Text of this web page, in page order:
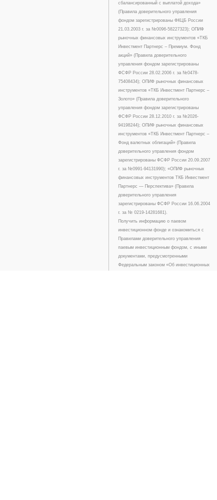
сбалансированный с выплатой дохода»
(Правила доверительного управления
фондом зарегистрированы ФКЦБ России
21.03.2003 г. за №0096-58227323); ОПИФ
рыночных финансовых инструментов «ТКБ
Инвестмент Партнерс – Премиум. Фонд
акций» (Правила доверительного
управления фондом зарегистрированы
ФСФР России 28.02.2006 г. за №0478-
75408434); ОПИФ рыночных финансовых
инструментов «ТКБ Инвестмент Партнерс –
Золото» (Правила доверительного
управления фондом зарегистрированы
ФСФР России 28.12.2010 г. за №2026-
94198244); ОПИФ рыночных финансовых
инструментов «ТКБ Инвестмент Партнерс –
Фонд валютных облигаций» (Правила
доверительного управления фондом
зарегистрированы ФСФР России 20.09.2007
г. за №0991-94131990); «ОПИФ рыночных
финансовых инструментов ТКБ Инвестмент
Партнерс — Перспектива» (Правила
доверительного управления
зарегистрированы ФСФР России 16.06.2004
г. за № 0219-14281681).
Получить информацию о паевом
инвестиционном фонде и ознакомиться с
Правилами доверительного управления
паевым инвестиционным фондом, с иными
документами, предусмотренными
Федеральным законом «Об инвестиционных